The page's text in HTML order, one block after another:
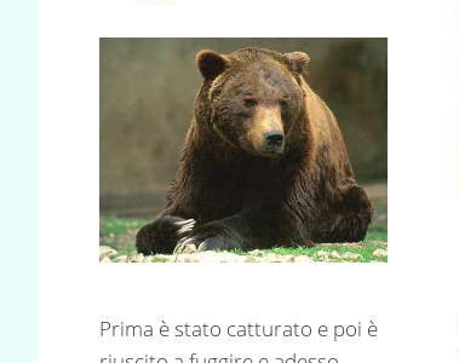
Prima è stato catturato e poi è